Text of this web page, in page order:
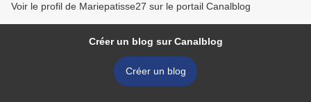
Voir le profil de Mariepatisse27 sur le portail Canalblog
Créer un blog sur Canalblog
Créer un blog